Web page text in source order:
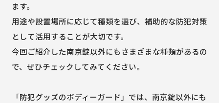
ます。
用途や設置場所に応じて種類を選び、補助的な防犯対策
として活用することが大切です。
今回ご紹介した南京錠以外にもさまざまな種類があるの
で、ぜひチェックしてみてください。
「防犯グッズのボディーガード」では、南京錠以外にも